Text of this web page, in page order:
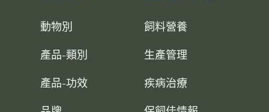
動物別
產品-類別
產品-功效
飼料營養
生產管理
疾病治療